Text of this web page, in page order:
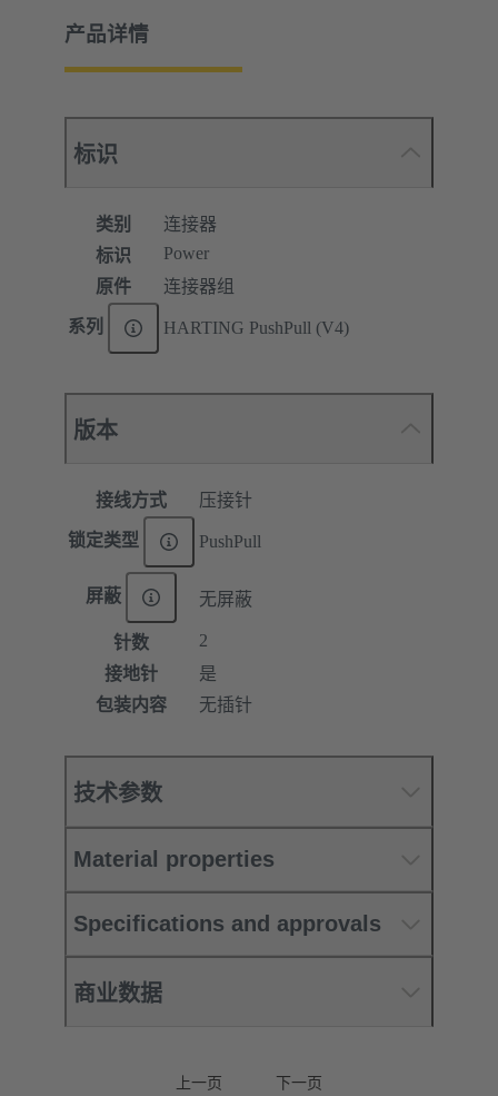
产品详情
标识
类别
连接器
标识
Power
原件
连接器组
系列 HARTING PushPull (V4)
版本
接线方式 压接针
锁定类型 PushPull
屏蔽 无屏蔽
针数
2
接地针
是
包装内容
无插针
技术参数
Material properties
Specifications and approvals
商业数据
上一页 下一页